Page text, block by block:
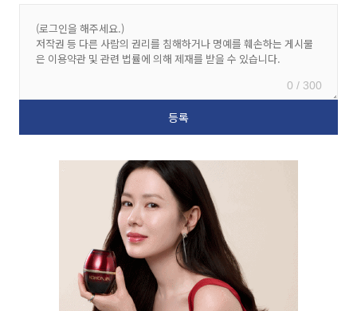
0 / 300